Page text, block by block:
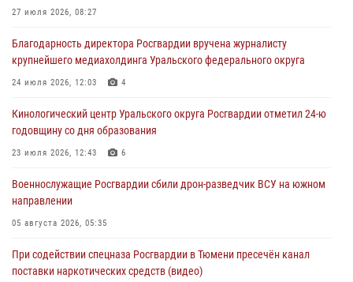
округа Росгвардии
Росгвардейцы в Тюменской области знакомят детей со своей
службой и напоминают о мерах безопасности
Росгвардейцы приняли участие в фотопроекте «Прогуляемся по
Тюменской области» в рамках акции «Храним огонь Победы»
Росгвардейцы в Тюменской области почтили память генерала
армии Ивана Кирилловича Яковлева
27 июля 2026, 08:27
Благодарность директора Росгвардии вручена журналисту
крупнейшего медиахолдинга Уральского федерального округа
24 июля 2026, 12:03 4
Кинологический центр Уральского округа Росгвардии отметил 24-ю
годовщину со дня образования
23 июля 2026, 12:43 6
Военнослужащие Росгвардии сбили дрон-разведчик ВСУ на южном
направлении
05 августа 2026, 05:35
При содействии спецназа Росгвардии в Тюмени пресечён канал
поставки наркотических средств (видео)